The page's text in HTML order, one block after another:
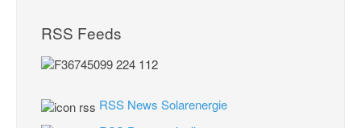
RSS Feeds
RSS News Solarenergie